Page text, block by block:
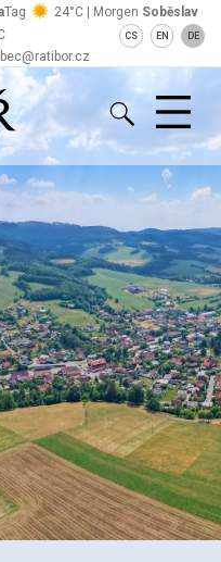
Tag 24°C | Morgen Soběslav
CS EN DE